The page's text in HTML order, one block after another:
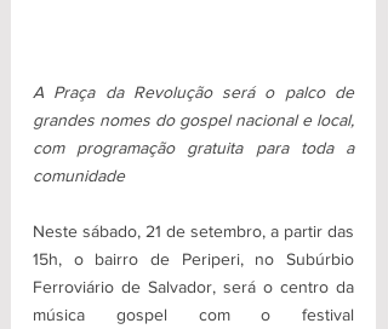
A Praça da Revolução será o palco de
grandes nomes do gospel nacional e local,
com programação gratuita para toda a
comunidade
Neste sábado, 21 de setembro, a partir das
15h, o bairro de Periperi, no Subúrbio
Ferroviário de Salvador, será o centro da